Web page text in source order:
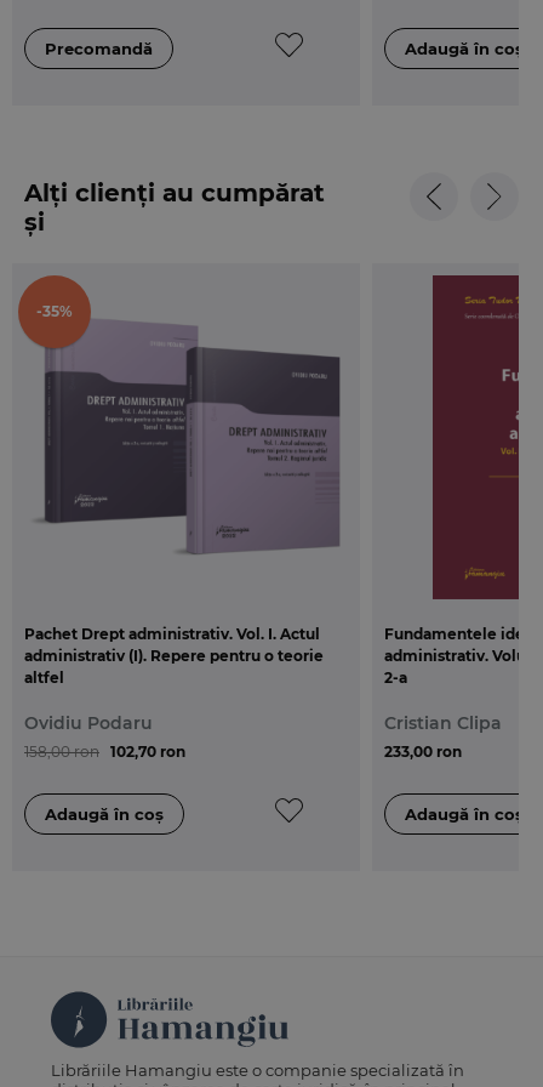
Alți clienți au cumpărat
și
-35%
Pachet Drept administrativ. Vol. I. Actul
administrativ (I). Repere pentru o teorie
altfel
Ovidiu Podaru
158,00 ron 102,70 ron
Fundamentele
administrativ.
2-a
Cristian Clipa
233,00 ron
Librăriile Hamangiu este o companie specializată în